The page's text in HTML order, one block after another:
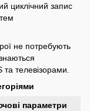
циклічний запис
не потребують
телевізорами.
параметри